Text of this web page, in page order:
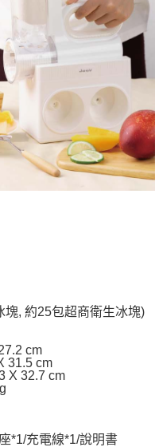
, 約25包超商衛生冰塊)
cm
31.5 cm
X 32.7 cm
*1/充電線*1/說明書